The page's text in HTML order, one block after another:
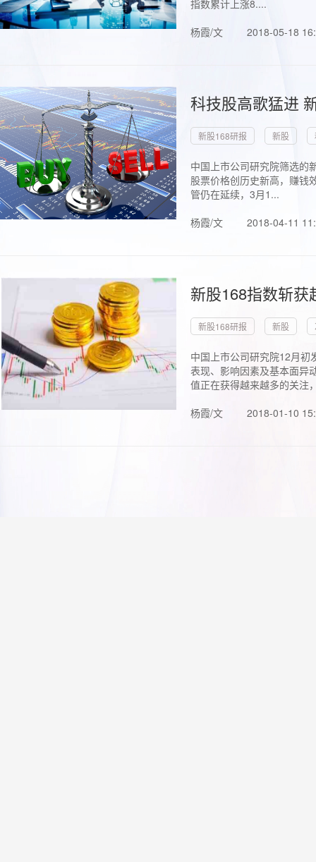
指数累计上涨8....
杨霞/文
2018-05-18
科技股高歌猛进
新股168研报 新股
中国上市公司研究院筛选的
股票价格创历史新高，赚钱
管仍在延续，3月1...
杨霞/文
2018-04-11
新股168指数斩
新股168研报 新股
中国上市公司研究院12月初
表现、影响因素及基本面异
值正在获得越来越多的关注
杨霞/文
2018-01-10